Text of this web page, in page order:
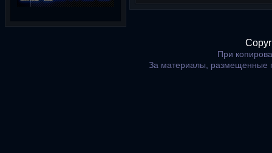
При
За материалы, размещенные